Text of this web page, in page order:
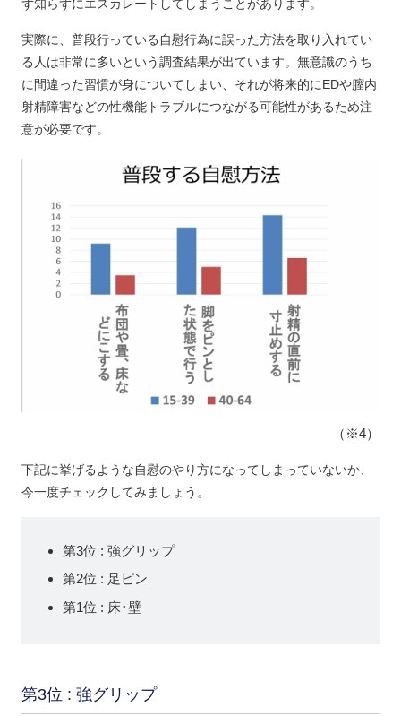
ず知らずにエスカレートしてしまうことがあります。
実際に、普段行っている自慰行為に誤った方法を取り入れてい
る人は非常に多いという調査結果が出ています。無意識のうち
に間違った習慣が身についてしまい、それが将来的にEDや膣内
射精障害などの性機能トラブルにつながる可能性があるため注
意が必要です。
（※4）
下記に挙げるような自慰のやり方になってしまっていないか、
今一度チェックしてみましょう。
第3位 : 強グリップ
第2位 : 足ピン
第1位 : 床･壁
第3位 : 強グリップ